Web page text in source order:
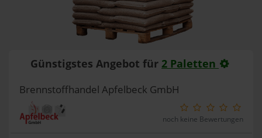
Günstigstes Angebot für 2 Paletten
Brennstoffhandel Apfelbeck GmbH
noch keine Bewertungen